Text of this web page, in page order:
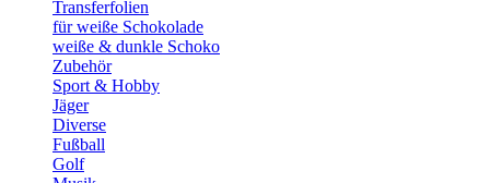
Transferfolien
für weiße Schokolade
weiße & dunkle Schoko
Zubehör
Sport & Hobby
Jäger
Diverse
Fußball
Golf